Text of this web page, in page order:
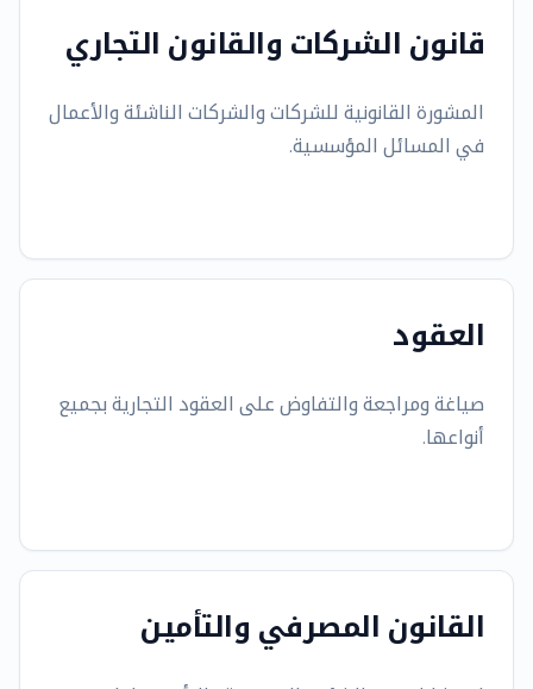
قانون الشركات والقانون التجاري
المشورة القانونية للشركات والشركات الناشئة والأعمال
في المسائل المؤسسية.
العقود
صياغة ومراجعة والتفاوض على العقود التجارية بجميع
أنواعها.
القانون المصرفي والتأمين